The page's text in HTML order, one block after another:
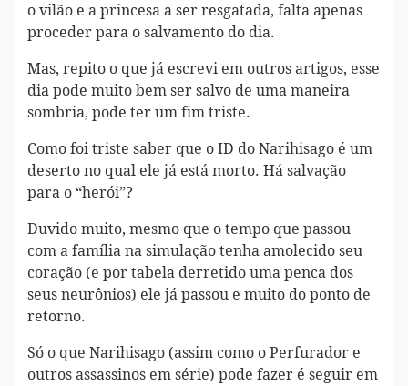
o vilão e a princesa a ser resgatada, falta apenas
proceder para o salvamento do dia.
Mas, repito o que já escrevi em outros artigos, esse
dia pode muito bem ser salvo de uma maneira
sombria, pode ter um fim triste.
Como foi triste saber que o ID do Narihisago é um
deserto no qual ele já está morto. Há salvação
para o “herói”?
Duvido muito, mesmo que o tempo que passou
com a família na simulação tenha amolecido seu
coração (e por tabela derretido uma penca dos
seus neurônios) ele já passou e muito do ponto de
retorno.
Só o que Narihisago (assim como o Perfurador e
outros assassinos em série) pode fazer é seguir em